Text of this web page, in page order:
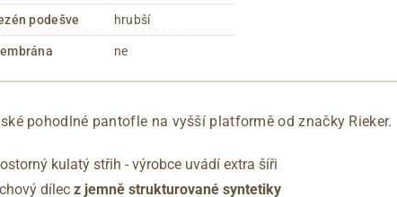
podešve hrubší
ne
pohodlné pantofle na vyšší platformě od značky Rieker.
kulatý střih - výrobce uvádí extra šíři
dílec z jemně strukturované syntetiky